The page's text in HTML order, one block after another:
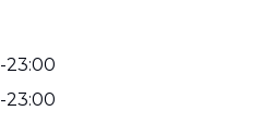
-23:00
-23:00